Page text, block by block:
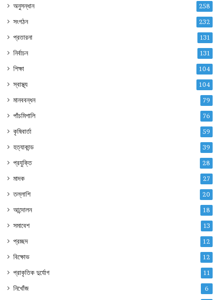
অনুসন্ধান 258
সংগঠন 232
প্রতারনা 131
নির্বাচন 131
শিক্ষা 104
স্বাস্থ্য 104
মানববন্ধন 79
পাঁচমিশালি 76
কৃষিবার্তা 59
হত্যাকান্ড 39
প্রযুক্তি 28
মাদক 27
তল্লাশি 20
আন্দোলন 18
সমাবেশ 13
প্রচ্ছদ 12
বিক্ষোভ 12
প্রাকৃতিক দুর্যোগ 11
নিখোঁজ 6